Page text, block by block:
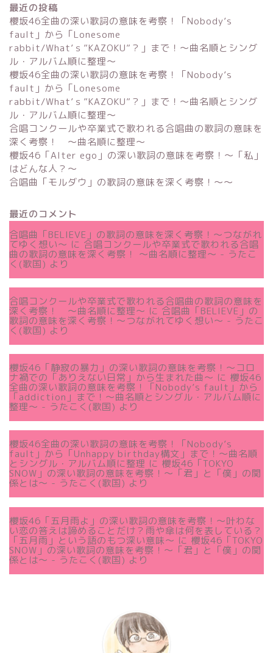
最近の投稿
櫻坂46全曲の深い歌詞の意味を考察！「Nobody’s
fault」から「Lonesome
rabbit/What’ｓ”KAZOKU”？」まで！〜曲名順とシング
ル・アルバム順に整理～
櫻坂46全曲の深い歌詞の意味を考察！「Nobody’s
fault」から「Lonesome
rabbit/What’ｓ”KAZOKU”？」まで！〜曲名順とシング
ル・アルバム順に整理～
合唱コンクールや卒業式で歌われる合唱曲の歌詞の意味を
深く考察！ 〜曲名順に整理〜
櫻坂46「Alter ego」の深い歌詞の意味を考察！〜「私」
はどんな人？～
合唱曲「モルダウ」の歌詞の意味を深く考察！〜〜
最近のコメント
合唱曲「BELIEVE」の歌詞の意味を深く考察！〜つながれ
てゆく想い〜 に 合唱コンクールや卒業式で歌われる合唱
曲の歌詞の意味を深く考察！ 〜曲名順に整理〜 - うたこ
く(歌国) より
合唱コンクールや卒業式で歌われる合唱曲の歌詞の意味を
深く考察！ 〜曲名順に整理〜 に 合唱曲「BELIEVE」の
歌詞の意味を深く考察！〜つながれてゆく想い〜 - うたこ
く(歌国) より
櫻坂46「静寂の暴力」の深い歌詞の意味を考察！〜コロ
ナ禍での「ありえない日常」から生まれた曲～ に 櫻坂46
全曲の深い歌詞の意味を考察！「Nobody’s fault」から
「addiction」まで！〜曲名順とシングル・アルバム順に
整理～ - うたこく(歌国) より
櫻坂46全曲の深い歌詞の意味を考察！「Nobody’s
fault」から「Unhappy birthday構文」まで！〜曲名順
とシングル・アルバム順に整理 に 櫻坂46「TOKYO
SNOW」の深い歌詞の意味を考察！〜「君」と「僕」の関
係とは～ - うたこく(歌国) より
櫻坂46「五月雨よ」の深い歌詞の意味を考察！〜叶わな
い恋の答えは諦めることだけ？雨や傘は何を表している？
「五月雨」という語のもつ深い意味～ に 櫻坂46「TOKYO
SNOW」の深い歌詞の意味を考察！〜「君」と「僕」の関
係とは～ - うたこく(歌国) より